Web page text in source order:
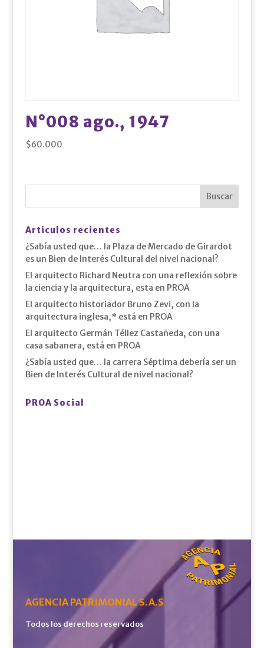
N°008 ago., 1947
$60.000
Articulos recientes
¿Sabía usted que… la Plaza de Mercado de Girardot
es un Bien de Interés Cultural del nivel nacional?
El arquitecto Richard Neutra con una reflexión sobre
la ciencia y la arquitectura, esta en PROA
El arquitecto historiador Bruno Zevi, con la
arquitectura inglesa,* está en PROA
El arquitecto Germán Téllez Castañeda, con una
casa sabanera, está en PROA
¿Sabía usted que… la carrera Séptima debería ser un
Bien de Interés Cultural de nivel nacional?
PROA Social
AGENCIA PATRIMONIAL S.A.S
Todos los derechos reservados